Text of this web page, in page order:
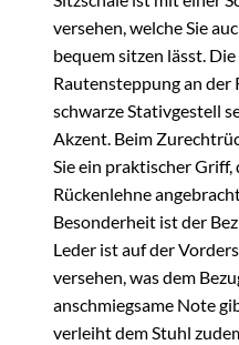
versehen, welche Sie
bequem sitzen lässt.
Rautensteppung an der
schwarze Stativgestell
Akzent. Beim
Sie ein praktischer
Rückenlehne
Besonderheit ist der
Leder ist auf der
versehen, was dem
anschmiegsame Note
verleiht dem Stuhl